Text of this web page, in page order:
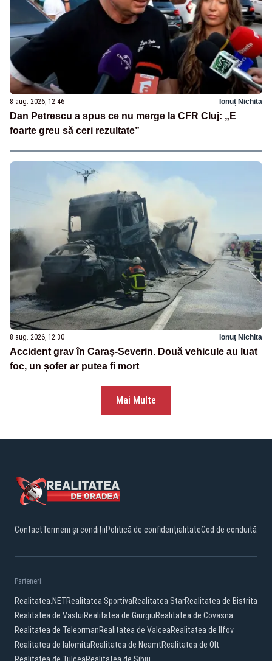
8 aug. 2026, 12:46 Ionuț Nichita
Dan Petrescu a spus ce nu merge la CFR Cluj: „E
foarte greu să ceri rezultate”
8 aug. 2026, 12:30 Ionuț Nichita
Accident grav în Caraș-Severin. Două vehicule au luat
foc, un șofer ar putea fi mort
Mai Multe
ContactTermeni și condițiiPolitică de confidențialitateCod de conduită
Parteneri:
Realitatea.NETRealitatea SportivaRealitatea StarRealitatea de Bistrita
Realitatea de VasluiRealitatea de GiurgiuRealitatea de Covasna
Realitatea de TeleormanRealitatea de ValceaRealitatea de Ilfov
Realitatea de IalomitaRealitatea de NeamtRealitatea de Olt
Realitatea de TulceaRealitatea de Sibiu